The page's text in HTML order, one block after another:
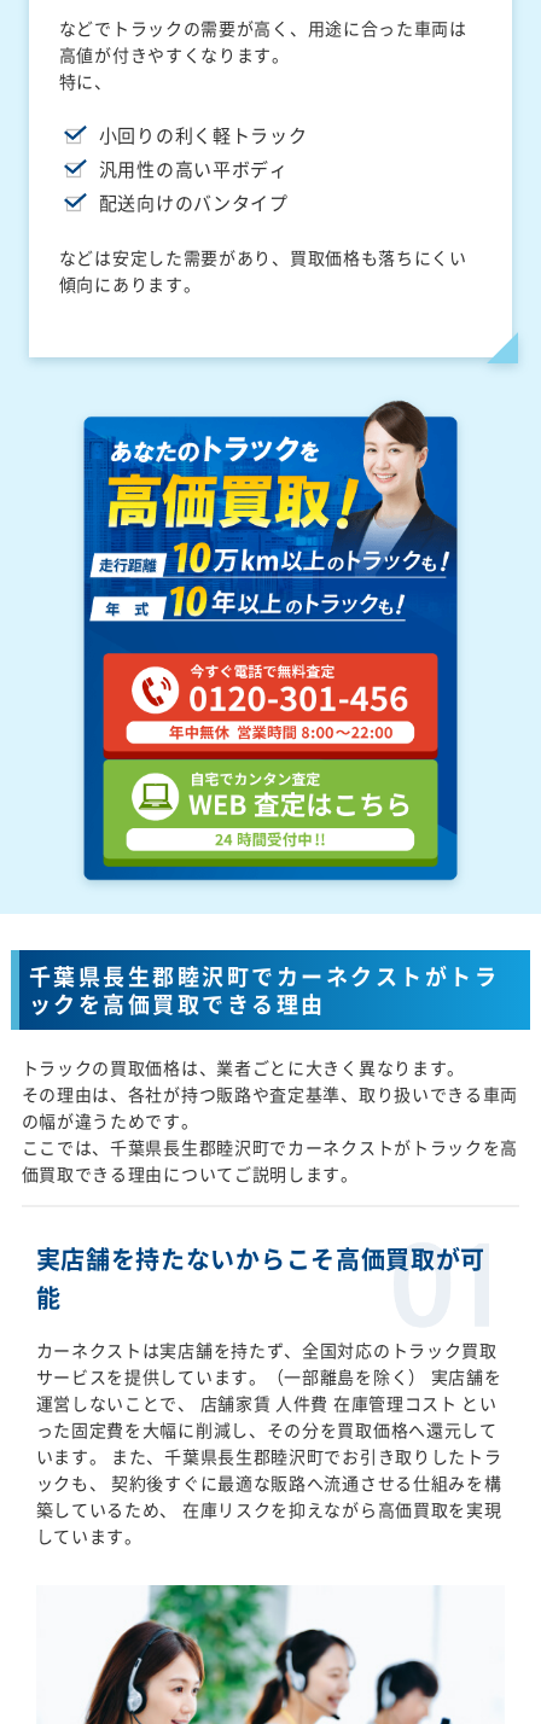
などでトラックの需要が高く、用途に合った車両は
高値が付きやすくなります。
特に、
小回りの利く軽トラック
汎用性の高い平ボディ
配送向けのバンタイプ
などは安定した需要があり、買取価格も落ちにくい
傾向にあります。
千葉県長生郡睦沢町でカーネクストがトラ
ックを高価買取できる理由
トラックの買取価格は、業者ごとに大きく異なります。
その理由は、各社が持つ販路や査定基準、取り扱いできる車両
の幅が違うためです。
ここでは、千葉県長生郡睦沢町でカーネクストがトラックを高
価買取できる理由についてご説明します。
実店舗を持たないからこそ高価買取が可
能
カーネクストは実店舗を持たず、全国対応のトラック買取
サービスを提供しています。（一部離島を除く） 実店舗を
運営しないことで、 店舗家賃 人件費 在庫管理コスト とい
った固定費を大幅に削減し、その分を買取価格へ還元して
います。 また、千葉県長生郡睦沢町でお引き取りしたトラ
ックも、 契約後すぐに最適な販路へ流通させる仕組みを構
築しているため、 在庫リスクを抑えながら高価買取を実現
しています。